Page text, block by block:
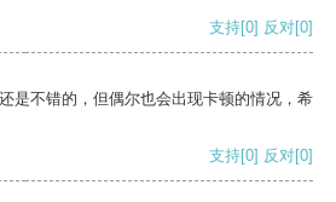
支持[0] 反对[0]
是不错的，但偶尔也会出现卡顿的情况，希
支持[0] 反对[0]